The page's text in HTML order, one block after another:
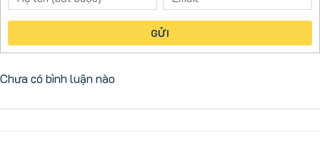
GỬI
Chưa có bình luận nào